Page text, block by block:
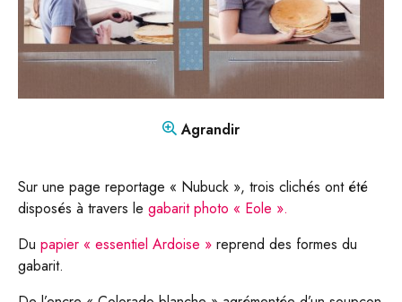
FR
DE
Agrandir
Sur une page reportage « Nubuck », trois clichés ont été
disposés à travers le gabarit photo « Eole ».
Du papier « essentiel Ardoise » reprend des formes du
gabarit.